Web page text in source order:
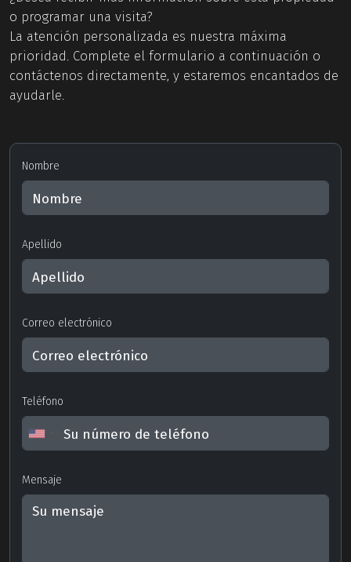
o programar una visita?
La atención personalizada es nuestra máxima
prioridad. Complete el formulario a continuación o
contáctenos directamente, y estaremos encantados de
ayudarle.
Nombre
Apellido
Correo electrónico
Teléfono
Mensaje